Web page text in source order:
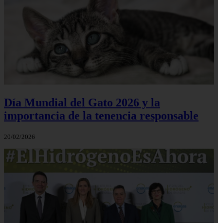
Día Mundial del Gato 2026 y la
importancia de la tenencia responsable
20/02/2026